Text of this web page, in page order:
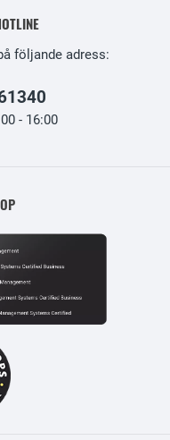
följande adress:
- 16:00